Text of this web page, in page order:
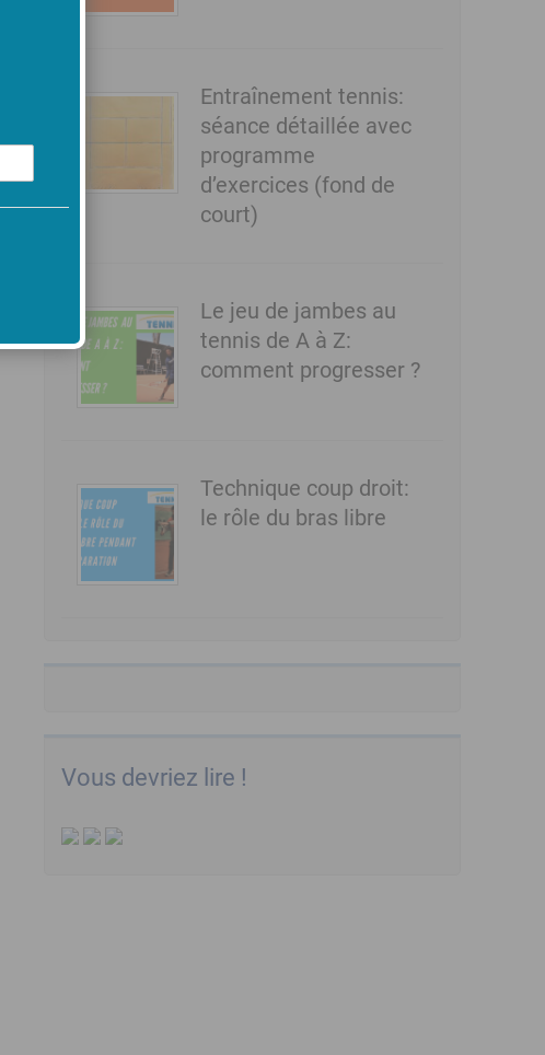
Entraînement tennis:
séance détaillée avec
programme
d’exercices (fond de
court)
Le jeu de jambes au
tennis de A à Z:
comment progresser ?
Technique coup droit:
le rôle du bras libre
Vous devriez lire !